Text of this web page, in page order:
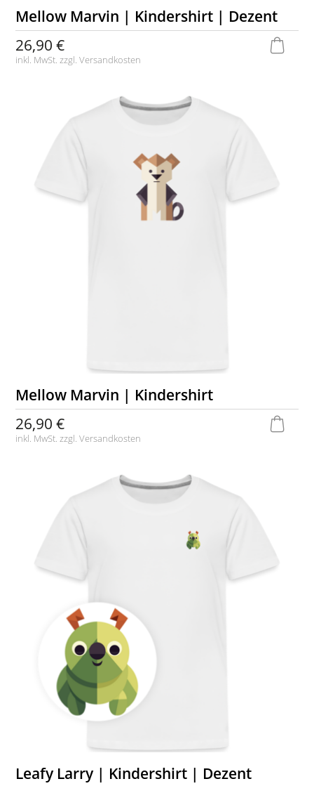
Mellow Marvin | Kindershirt | Dezent
26,90 €
inkl. MwSt. zzgl.Versandkosten
Mellow Marvin | Kindershirt
26,90 €
inkl. MwSt. zzgl.Versandkosten
Leafy Larry | Kindershirt | Dezent